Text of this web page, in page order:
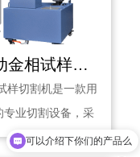
金相 QGZ-90自动金相试样切割机
样切割机是一款用
专业切割设备，采
可以介绍下你们的产品么